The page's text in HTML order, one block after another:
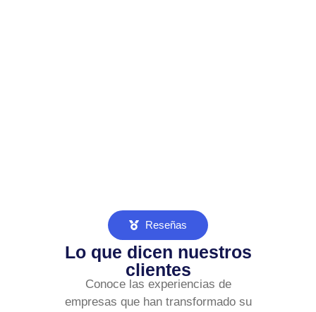
Reseñas
Lo que dicen nuestros
clientes
Conoce las experiencias de
empresas que han transformado su